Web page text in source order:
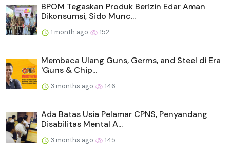
BPOM Tegaskan Produk Berizin Edar Aman
Dikonsumsi, Sido Munc...
1 month ago 152
Membaca Ulang Guns, Germs, and Steel di Era
'Guns & Chip...
3 months ago 146
Ada Batas Usia Pelamar CPNS, Penyandang
Disabilitas Mental A...
3 months ago 145